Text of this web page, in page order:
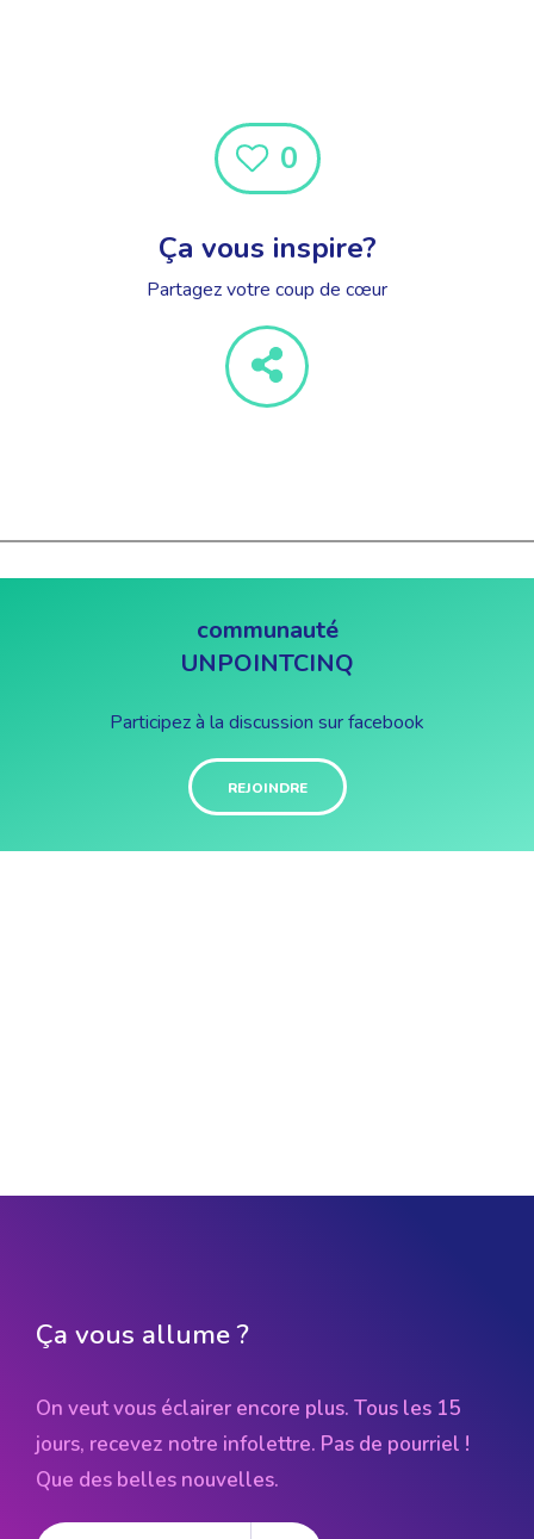
0
Ça vous inspire?
Partagez votre coup de cœur
communauté
UNPOINTCINQ
Participez à la discussion sur facebook
REJOINDRE
Ça vous allume ?
On veut vous éclairer encore plus. Tous les 15
jours, recevez notre infolettre. Pas de pourriel !
Que des belles nouvelles.